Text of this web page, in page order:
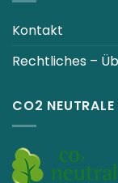
Kontakt
Rechtliches –
CO2 NEUTRALE